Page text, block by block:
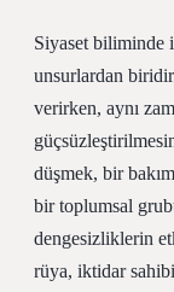
Siyaset biliminde
unsurlardan
verirken, aynı
düşmek, bir
bir toplumsal
dengesizliklerin
rüya, iktidar